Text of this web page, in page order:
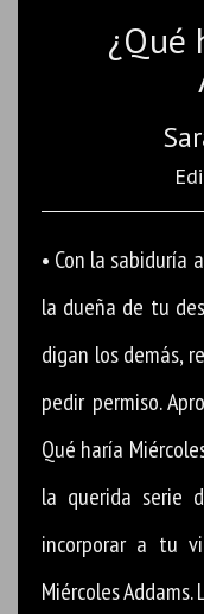
¿Qué
• Con la sabiduría
la dueña de tu
digan los demás,
pedir permiso.
Qué haría
la querida serie
incorporar a tu
Miércoles